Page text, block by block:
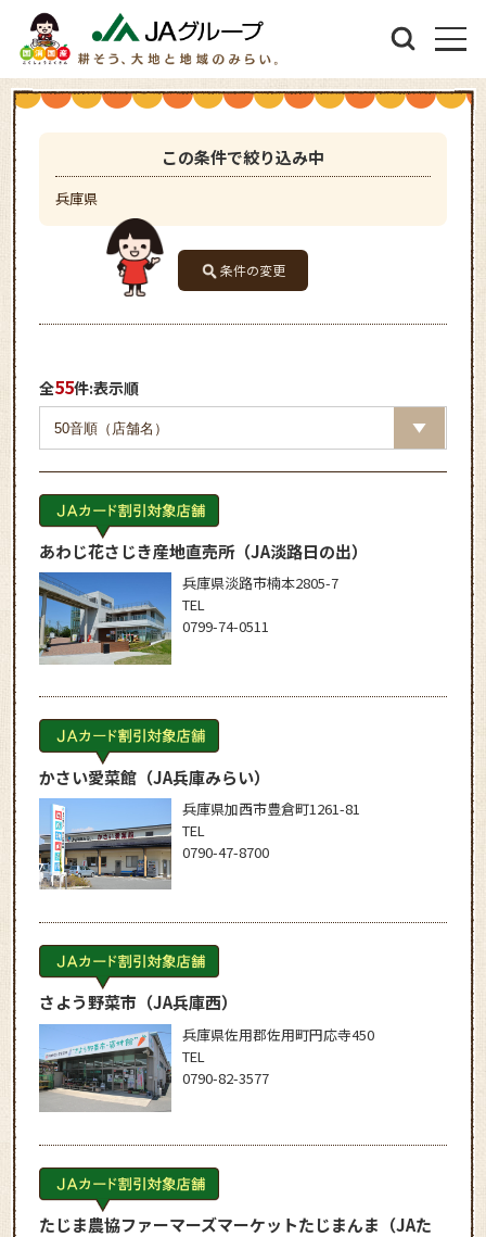
この条件で絞り込み中
兵庫県
条件の変更
全55件:表示順
あわじ花さじき産地直売所（JA淡路日の出）
兵庫県淡路市楠本2805-7
TEL
0799-74-0511
かさい愛菜館（JA兵庫みらい）
兵庫県加西市豊倉町1261-81
TEL
0790-47-8700
さよう野菜市 （JA兵庫西）
兵庫県佐用郡佐用町円応寺450
TEL
0790-82-3577
たじま農協ファーマーズマーケットたじまんま （JAた